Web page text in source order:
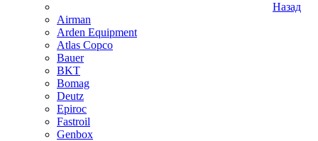
Назад
Airman
Arden Equipment
Atlas Сopco
Bauer
BKT
Bomag
Deutz
Epiroc
Fastroil
Genbox